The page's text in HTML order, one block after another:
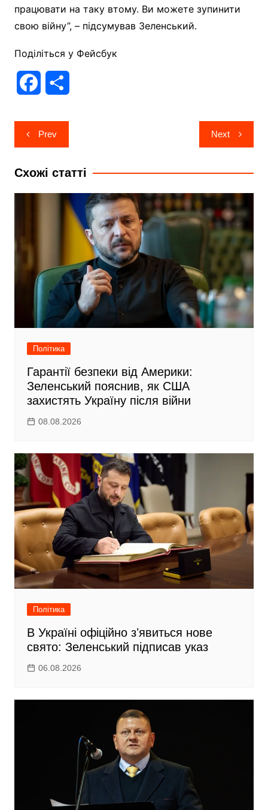
працювати на таку втому. Ви можете зупинити
свою війну”, – підсумував Зеленський.
Поділіться у Фейсбук
c
b
л
и
с
я
Навігація
записів
Prev Next
Схожі статті
Політика
Гарантії безпеки від Америки:
Зеленський пояснив, як США
захистять Україну після війни
08.08.2026
Політика
В Україні офіційно зʼявиться нове
свято: Зеленський підписав указ
06.08.2026